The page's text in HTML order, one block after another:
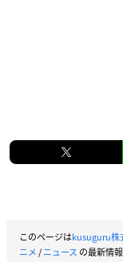
このページはkusuguru株
ニメ/ニュース の最新情